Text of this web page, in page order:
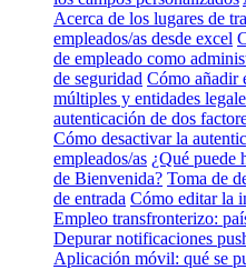
Acerca de los lugares de
empleados/as desde excel
de empleado como
de seguridad Cómo añadir
múltiples y entidades
autenticación de dos
Cómo desactivar la
empleados/as ¿Qué puede
de Bienvenida? Toma de
de entrada Cómo editar la
Empleo transfronterizo:
Depurar notificaciones
Aplicación móvil: qué se